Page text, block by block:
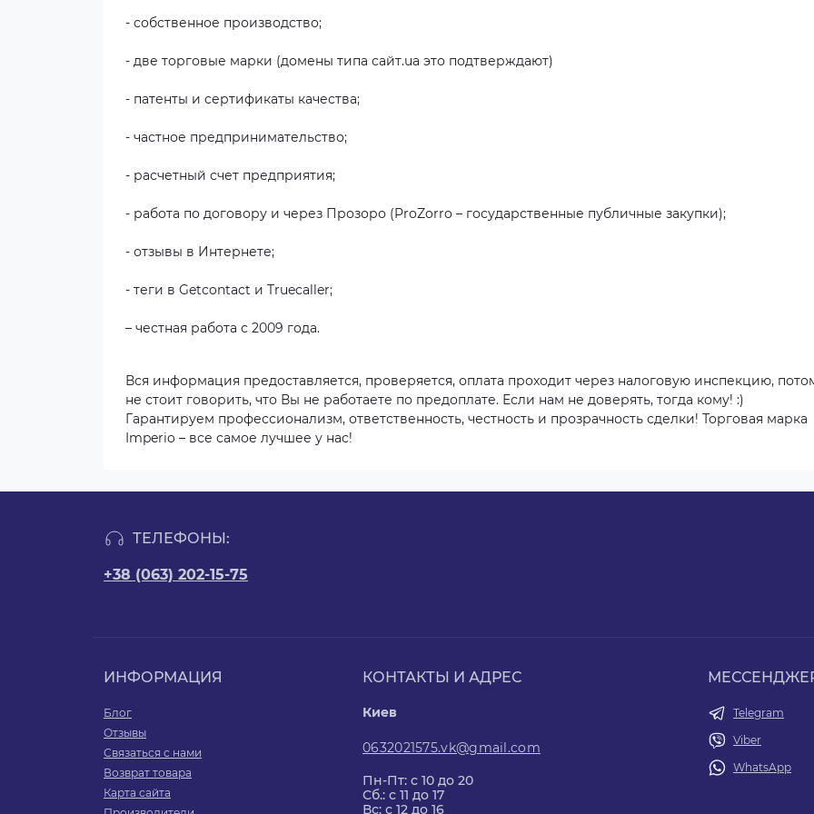
- собственное производство;
- две торговые марки (домены типа сайт.ua это подтверждают)
- патенты и сертификаты качества;
- частное предпринимательство;
- расчетный счет предприятия;
- работа по договору и через Прозоро (ProZorro – государственные публичные закупки);
- отзывы в Интернете;
- теги в Getcontact и Truecaller;
– честная работа с 2009 года.
Вся информация предоставляется, проверяется, оплата проходит через налоговую инспекцию,
не стоит говорить, что Вы не работаете по предоплате. Если нам не доверять, тогда кому! :)
Гарантируем профессионализм, ответственность, честность и прозрачность сделки! Торговая марка
Imperio – все самое лучшее у нас!
ТЕЛЕФОНЫ:
+38 (063) 202-15-75
ИНФОРМАЦИЯ
Блог
Отзывы
Связаться с нами
Возврат товара
Карта сайта
КОНТАКТЫ И АДРЕС
Киев
0632021575.vk@gmail.com
Пн-Пт: с 10 до 20
Сб.: с 11 до 17
Вс: с 12 до 16
Telegram
Viber
WhatsApp